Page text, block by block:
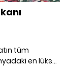
tüm
en lüks